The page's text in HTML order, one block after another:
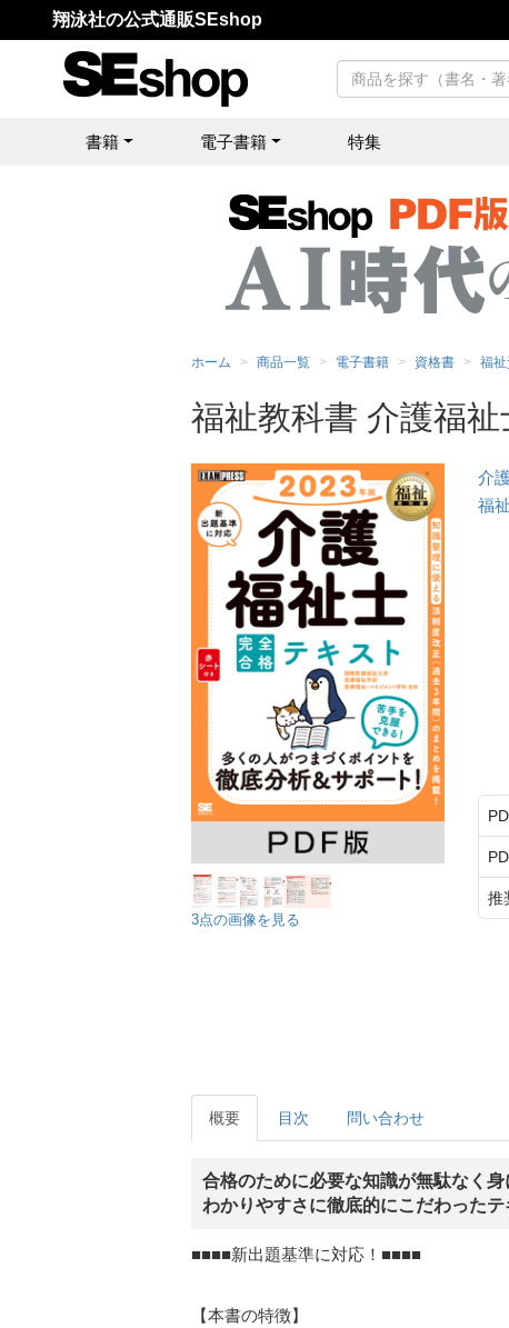
翔泳社の公式通販SEshop
書籍 電子書籍 特集
ホーム 商品一覧 電子書籍 資格書 福
福祉教科書 介護福
3点の画像を見る
介
福
推
概要 目次 問い合わせ
合格のために必要な知識が無駄なく身
わかりやすさに徹底的にこだわった
■■■■新出題基準に対応！■■■■
【本書の特徴】